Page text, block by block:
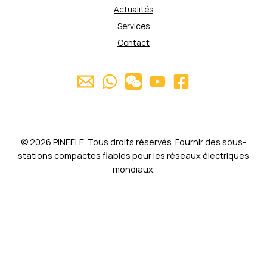
Actualités
Services
Contact
© 2026 PINEELE. Tous droits réservés. Fournir des sous-
stations compactes fiables pour les réseaux électriques
mondiaux.